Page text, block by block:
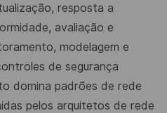
resposta a
avaliação e
modelagem e
de segurança
domina padrões de rede
pelos arquitetos de rede